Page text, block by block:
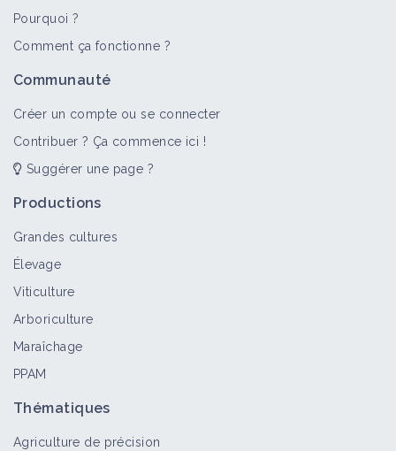
Pourquoi ?
Comment ça fonctionne ?
Communauté
Créer un compte ou se connecter
Contribuer ? Ça commence ici !
Suggérer une page ?
Productions
Grandes cultures
Élevage
Viticulture
Arboriculture
Maraîchage
PPAM
Thématiques
Agriculture de précision